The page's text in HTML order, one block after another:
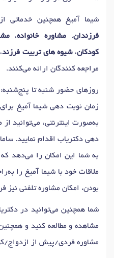
دکتر شب ادراری در اصفهان دکتر
دکتر مشاوره فردیدر اصفهان
دکتردرمان اختلالات اضطرابی و
دکتر اختلال غذا خوردن در اصفهان
دکترخودکشیدر اصفهان دکتر
دکتراختلالات فردیدر اصفهان
دکتر درمان اختلال پرخاشگری در
دکترمشاور سوگ و فقداندر اصفهان
دکترمشاوره آنلاین و تلفنیدر اصفهان
دکترمشاوره خودشناسیدر اصفهان
دکتر پریود نامنظمدر اصفهان دکتر
دکتر مشاوره کودک و نوجوان
شیما آمیغ همچنین خدماتی
فرزندان،مشاوره خانواده،
کودکان،شیوه های تربیت فرزند
مراجعه کنندگان ارائه می‌کنند.
زمان نوبت دهی شیما آمیغ برای
به‌صورت اینترنتی، می‌توانید
دهی دکتریاب اقدام نمایید.
به شما این امکان را می‌دهد
ملاقات خود با شیما آمیغ را
بودن، امکان مشاوره تلفنی نیز
شما همچنین می‌توانید در
مشاهده و مطالعه کنید و
مشاوره فردی/پیش از ازدواج/